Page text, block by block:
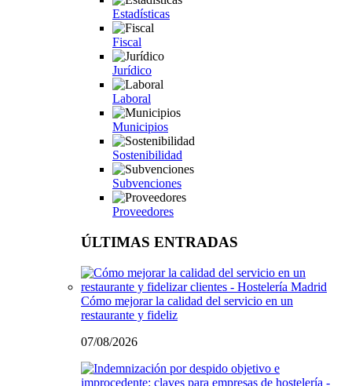
Estadísticas
Fiscal
Jurídico
Laboral
Municipios
Sostenibilidad
Subvenciones
Proveedores
ÚLTIMAS ENTRADAS
Cómo mejorar la calidad del servicio en un
restaurante y fideliz
07/08/2026